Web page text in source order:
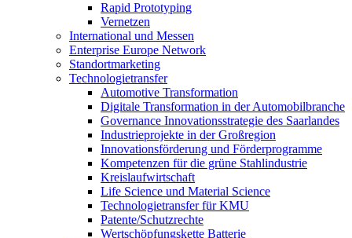
Rapid Prototyping
Vernetzen
International und Messen
Enterprise Europe Network
Standortmarketing
Technologietransfer
Automotive Transformation
Digitale Transformation in der Automobilbranche
Governance Innovationsstrategie des Saarlandes
Industrieprojekte in der Großregion
Innovationsförderung und Förderprogramme
Kompetenzen für die grüne Stahlindustrie
Kreislaufwirtschaft
Life Science und Material Science
Technologietransfer für KMU
Patente/Schutzrechte
Wertschöpfungskette Batterie